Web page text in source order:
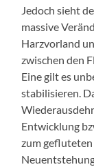
Jedoch sieht
massive
Harzvorland
zwischen den
Eine gilt es
stabilisieren.
Entwicklung
zum